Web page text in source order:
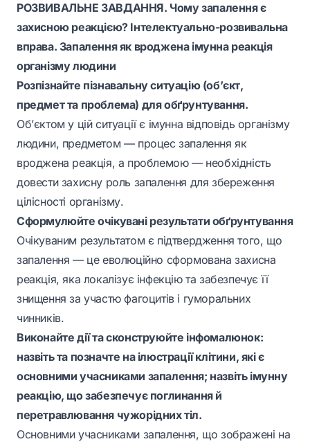
РОЗВИВАЛЬНЕ ЗАВДАННЯ. Чому запалення є
захисною реакцією? Інтелектуально-розвивальна
вправа. Запалення як вроджена імунна реакція
організму людини
Розпізнайте пізнавальну ситуацію (об’єкт,
предмет та проблема) для обґрунтування.
Об’єктом у цій ситуації є імунна відповідь організму
людини, предметом — процес запалення як
вроджена реакція, а проблемою— необхідність
довести захисну роль запалення для збереження
цілісності організму.
Сформулюйте очікувані результати обґрунтування
Очікуваним результатом є підтвердження того, що
запалення — це еволюційно сформована захисна
реакція, яка локалізує інфекцію та забезпечує її
знищення за участю фагоцитів і гуморальних
чинників.
Виконайте дії та сконструюйте інфомалюнок:
назвіть та позначте на ілюстрації клітини, які є
основними учасниками запалення; назвіть імунну
реакцію, що забезпечує поглинання й
перетравлювання чужорідних тіл.
Основними учасниками запалення, що зображені на